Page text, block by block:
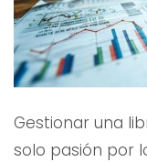
Gestionar una
solo pasión por